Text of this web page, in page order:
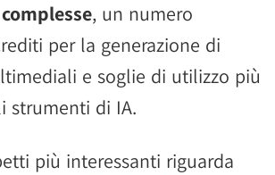
, un numero
per la generazione di
e soglie di utilizzo più
strumenti di IA.
più interessanti riguarda